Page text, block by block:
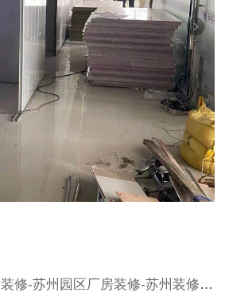
州园区厂房装修-苏州装修公司-店面厂房装修